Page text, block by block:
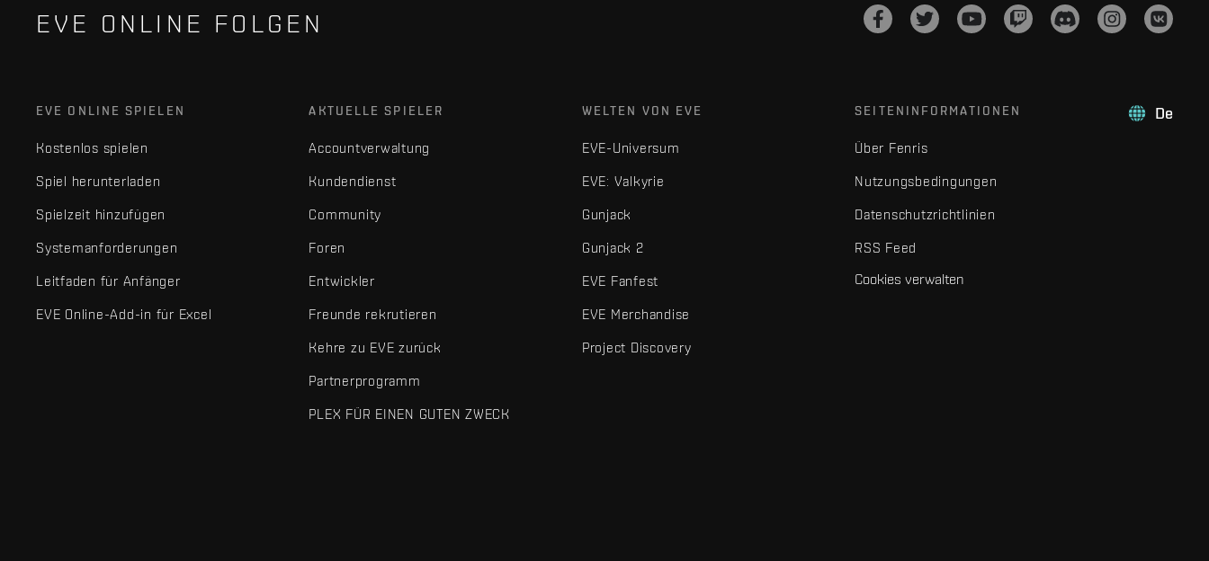
EVE ONLINE FOLGEN
De
EVE ONLINE SPIELEN
Kostenlos spielen
Spiel herunterladen
Spielzeit hinzufügen
Systemanforderungen
Leitfaden für Anfänger
EVE Online-Add-in für Excel
AKTUELLE SPIELER
Accountverwaltung
Kundendienst
Community
Foren
Entwickler
Freunde rekrutieren
Kehre zu EVE zurück
Partnerprogramm
PLEX FÜR EINEN GUTEN ZWECK
WELTEN VON EVE
EVE-Universum
EVE: Valkyrie
Gunjack
Gunjack 2
EVE Fanfest
EVE Merchandise
Project Discovery
SEITENINFORMATIONEN
Über Fenris
Nutzungsbedingungen
Datenschutzrichtlinien
RSS Feed
Cookies verwalten